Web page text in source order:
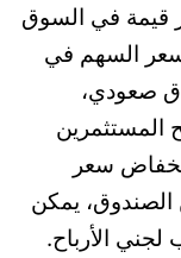
قيمة في السوق
سعر السهم في
صعودي،
المستثمرين
سعر
يمكن
الأرباح.